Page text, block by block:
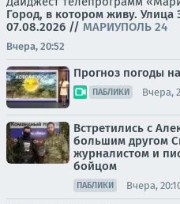
Город, в котором живу. Улица
07.08.2026 // МАРИУПОЛЬ 24
Вчера, 20:52
Прогноз погоды
ПАБЛИКИ Вчера,
Встретились с
большим другом
журналистом и
бойцом
ПАБЛИКИ Вчера,